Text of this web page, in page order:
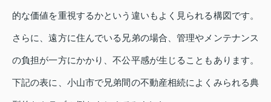
的な価値を重視するかという違いもよく見られる構図です。
さらに、遠方に住んでいる兄弟の場合、管理やメンテナンス
の負担が一方にかかり、不公平感が生じることもあります。
下記の表に、小山市で兄弟間の不動産相続によくみられる典